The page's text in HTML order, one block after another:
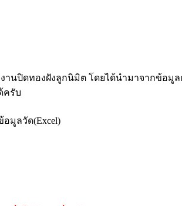
านปิดทองฝังลูกนิมิต โดยได้นำมาจากข้อ
ครับ
อมูลวัด(Excel)